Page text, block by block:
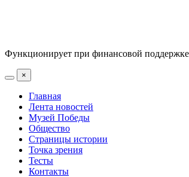
Функционирует при финансовой
×
Главная
Лента новостей
Музей Победы
Общество
Страницы истории
Точка зрения
Тесты
Контакты